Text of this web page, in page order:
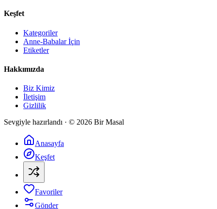
Keşfet
Kategoriler
Anne-Babalar İçin
Etiketler
Hakkımızda
Biz Kimiz
İletişim
Gizlilik
Sevgiyle hazırlandı · © 2026 Bir Masal
Anasayfa
Keşfet
Favoriler
Gönder